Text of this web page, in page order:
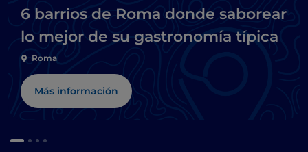
6 barrios de Roma donde saborear
lo mejor de su gastronomía típica
Roma
Más información